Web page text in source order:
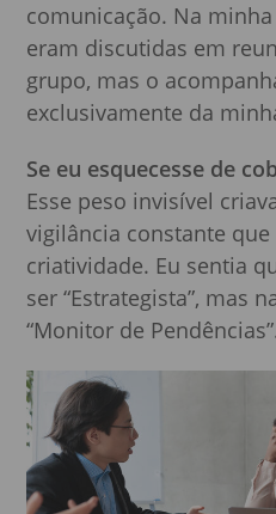
comunicação. Na
eram discutidas em
grupo, mas o
exclusivamente da
Se eu esquecesse de
Esse peso invisível
vigilância constante
criatividade. Eu sentia
ser “Estrategista”, mas
“Monitor de